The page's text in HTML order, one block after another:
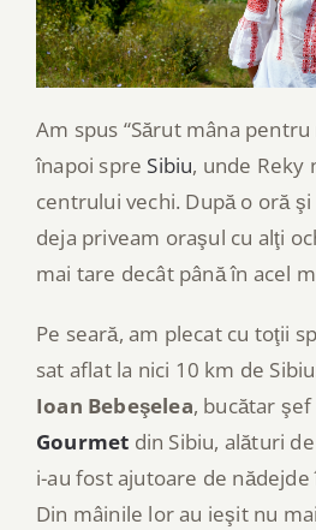
Am spus “Sărut mâna
înapoi spre Sibiu, unde Reky
centrului vechi. După o oră
deja priveam oraşul cu alţi
mai tare decât până în acel
Pe seară, am plecat cu toţii
sat aflat la nici 10 km de
Ioan Bebeşelea, bucătar
Gourmet din Sibiu, alături
i-au fost ajutoare de nădejde
Din mâinile lor au ieşit nu